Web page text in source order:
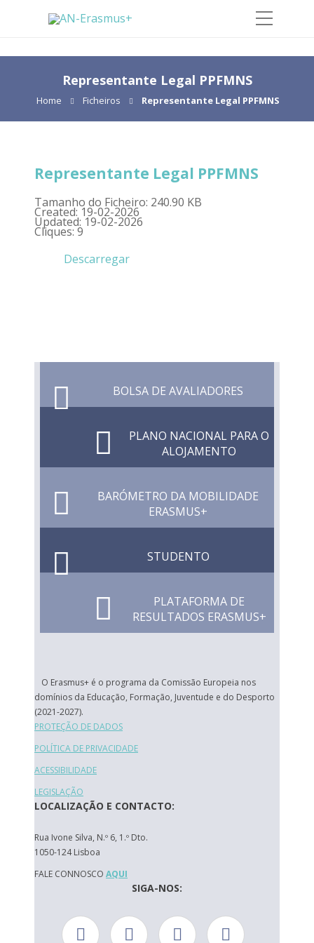
Representante Legal PPFMNS
Home Ficheiros Representante Legal PPFMNS
Representante Legal PPFMNS
Tamanho do Ficheiro: 240.90 KB
Created: 19-02-2026
Updated: 19-02-2026
Cliques: 9
Descarregar
BOLSA DE AVALIADORES
PLANO NACIONAL PARA O
ALOJAMENTO
BARÓMETRO DA MOBILIDADE
ERASMUS+
STUDENTO
PLATAFORMA DE
RESULTADOS ERASMUS+
O Erasmus+ é o programa da Comissão Europeia nos
domínios da Educação, Formação, Juventude e do Desporto
(2021-2027).
PROTEÇÃO DE DADOS
POLÍTICA DE PRIVACIDADE
ACESSIBILIDADE
LEGISLAÇÃO
LOCALIZAÇÃO E CONTACTO:
Rua Ivone Silva, N.º 6, 1.º Dto.
1050-124 Lisboa
FALE CONNOSCO AQUI
SIGA-NOS: